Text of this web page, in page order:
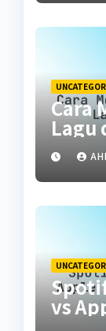
Cara
Lagu
vs